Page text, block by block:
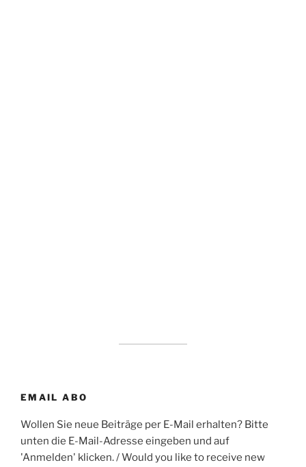
EMAIL ABO
Wollen Sie neue Beiträge per E-Mail erhalten? Bitte
unten die E-Mail-Adresse eingeben und auf
'Anmelden' klicken. / Would you like to receive new